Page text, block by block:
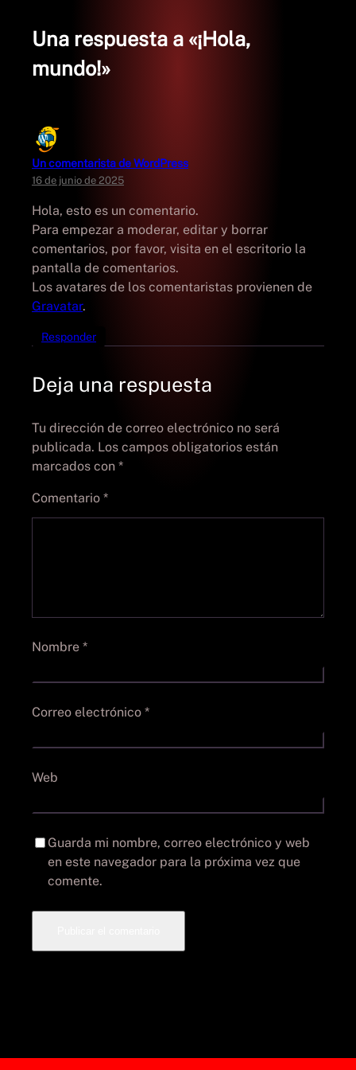
Una respuesta a «¡Hola,
mundo!»
Un comentarista de WordPress
16 de junio de 2025
Hola, esto es un comentario.
Para empezar a moderar, editar y borrar
comentarios, por favor, visita en el escritorio la
pantalla de comentarios.
Los avatares de los comentaristas provienen de
Gravatar.
Responder
Deja una respuesta
Tu dirección de correo electrónico no será
publicada. Los campos obligatorios están
marcados con *
Comentario *
Nombre *
Correo electrónico *
Web
Guarda mi nombre, correo electrónico y web
en este navegador para la próxima vez que
comente.